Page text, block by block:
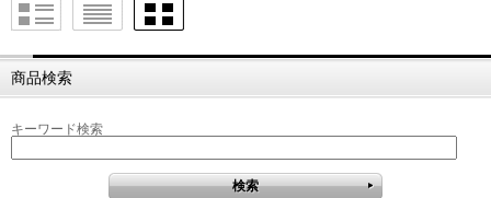
商品検索
キーワード検索